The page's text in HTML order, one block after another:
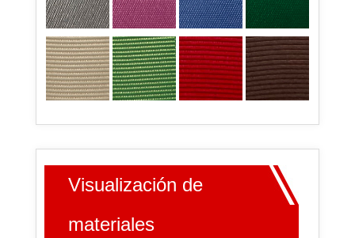
Visualización de
materiales